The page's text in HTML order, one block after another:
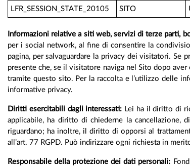
LFR_SESSION_STATE_20105 SITO
Informazioni relative a siti web, servizi di terze parti,
per i social network, al fine di consentire la
pagina, per salvaguardare la privacy dei visitatori.
presente che, se il visitatore naviga nel Sito dopo
tramite questo sito. Per la raccolta e l’utilizzo delle
informative privacy.
Diritti esercitabili dagli interessati: Lei ha il diritto di
applicabile, ha diritto di chiederne la
riguardano; ha inoltre, il diritto di opporsi al
all’art. 77 RGPD. Può indirizzare ogni richiesta in
Responsabile della protezione dei dati personali: